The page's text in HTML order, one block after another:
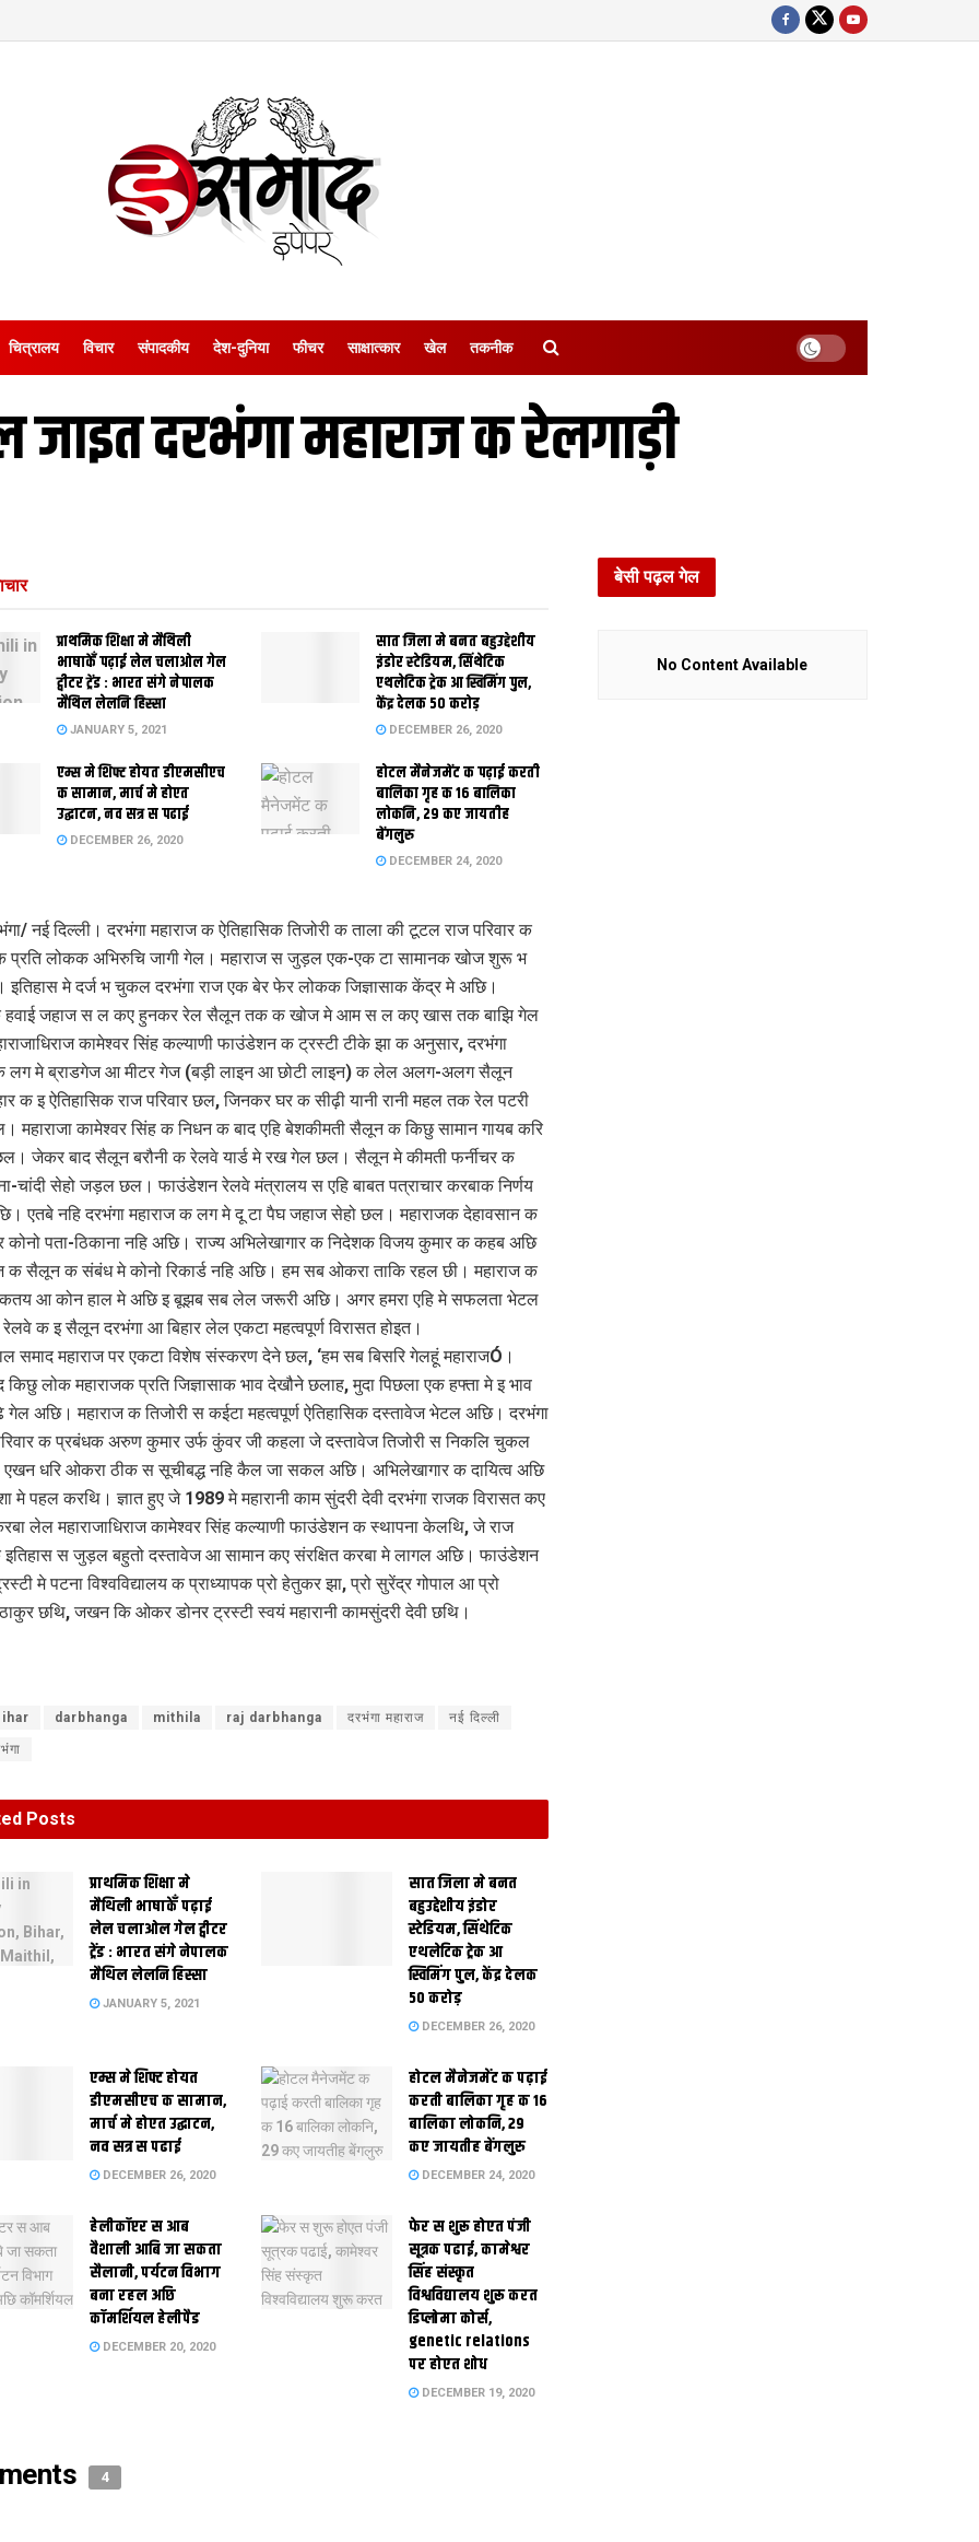
चित्रालय विचार संपादकीय देश-दुनिया फीचर साक्षात्‍कार खेल तकनीक
दरभंगा महाराज क रेलगाड़ी
प्राथमिक शि‍क्षा मे मैथि‍ली
भाषाकेँ पढ़ाई लेल चलाओल गेल
ट्वीटर ट्रेंड : भारत संगे नेपालक
मैथिल लेलनि हिस्सा
JANUARY 5, 2021
सात जिला मे बनत बहुउद्देशीय
इंडोर स्‍टेडि‍यम, सिंथेटिक
एथलेटिक ट्रेक आ स्विमिंग पुल,
केंद्र देलक 50 करोड़
DECEMBER 26, 2020
एम्स मे शिफ्ट होयत डीएमसीएच
क सामान, मार्च मे होएत
उद्घाटन, नव सत्र स पढाई
DECEMBER 26, 2020
होटल मैनेजमेंट क पढ़ाई करती
बालिका गृह क 16 बालिका
लोकनि, 29 कए जायतीह
बेंगलुरु
DECEMBER 24, 2020
नई दिल्ली। दरभंगा महाराज क ऐतिहासिक तिजोरी क ताला की टूटल राज परिवार क
प्रति लोकक अभिरुचि जागी गेल। महाराज स जुड़ल एक-एक टा सामानक खोज शुरू भ
मे दर्ज भ चुकल दरभंगा राज एक बेर फेर लोकक जिज्ञासाक केंद्र मे अछि।
हवाई जहाज स ल कए हुनकर रेल सैलून तक क खोज मे आम स ल कए खास तक बाझि गेल
कामेश्वर सिंह कल्याणी फाउंडेशन क ट्रस्टी टीके झा क अनुसार, दरभंगा
लग मे ब्राडगेज आ मीटर गेज (बड़ी लाइन आ छोटी लाइन) क लेल अलग-अलग सैलून
क इ ऐतिहासिक राज परिवार छल, जिनकर घर क सीढ़ी यानी रानी महल तक रेल पटरी
महाराजा कामेश्वर सिंह क निधन क बाद एहि बेशकीमती सैलून क किछु सामान गायब करि
जेकर बाद सैलून बरौनी क रेलवे यार्ड मे रख गेल छल। सैलून मे कीमती फर्नीचर क
चांदी सेहो जड़ल छल। फाउंडेशन रेलवे मंत्रालय स एहि बाबत पत्राचार करबाक निर्णय
एतबे नहि दरभंगा महाराज क लग मे दू टा पैघ जहाज सेहो छल। महाराजक देहावसान क
पता-ठिकाना नहि अछि। राज्य अभिलेखागार क निदेशक विजय कुमार क कहब अछि
क सैलून क संबंध मे कोनो रिकार्ड नहि अछि। हम सब ओकरा ताकि रहल छी। महाराज क
कतय आ कोन हाल मे अछि इ बूझब सब लेल जरूरी अछि। अगर हमरा एहि मे सफलता भेटल
क इ सैलून दरभंगा आ बिहार लेल एकटा महत्वपूर्ण विरासत होइत।
समाद महाराज पर एकटा विशेष संस्करण देने छल, ‘हम सब बिसरि गेलहूं महाराजÓ।
लोक महाराजक प्रति जिज्ञासाक भाव देखौने छलाह, मुदा पिछला एक हफ्ता मे इ भाव
गेल अछि। महाराज क तिजोरी स कईटा महत्वपूर्ण ऐतिहासिक दस्तावेज भेटल अछि। दरभंगा
क प्रबंधक अरुण कुमार उर्फ कुंवर जी कहला जे दस्तावेज तिजोरी स निकलि चुकल
एखन धरि ओकरा ठीक स सूचीबद्ध नहि कैल जा सकल अछि। अभिलेखागार क दायित्व अछि
मे पहल करथि। ज्ञात हुए जे 1989 मे महारानी काम सुंदरी देवी दरभंगा राजक विरासत कए
लेल महाराजाधिराज कामेश्वर सिंह कल्याणी फाउंडेशन क स्थापना केलथि, जे राज
इतिहास स जुड़ल बहुतो दस्तावेज आ सामान कए संरक्षित करबा मे लागल अछि। फाउंडेशन
मे पटना विश्वविद्यालय क प्राध्यापक प्रो हेतुकर झा, प्रो सुरेंद्र गोपाल आ प्रो
छथि, जखन कि ओकर डोनर ट्रस्टी स्वयं महारानी कामसुंदरी देवी छथि।
darbhanga mithila raj darbhanga दरभंगा महाराज नई दिल्ली
Posts
प्राथमिक शि‍क्षा मे
मैथि‍ली भाषाकेँ पढ़ाई
लेल चलाओल गेल ट्वीटर
ट्रेंड : भारत संगे नेपालक
मैथिल लेलनि हिस्सा
JANUARY 5, 2021
सात जिला मे बनत
बहुउद्देशीय इंडोर
स्‍टेडि‍यम, सिंथेटिक
एथलेटिक ट्रेक आ
स्विमिंग पुल, केंद्र देलक
50 करोड़
DECEMBER 26, 2020
एम्स मे शिफ्ट होयत
डीएमसीएच क सामान,
मार्च मे होएत उद्घाटन,
नव सत्र स पढाई
DECEMBER 26, 2020
होटल मैनेजमेंट क पढ़ाई
करती बालिका गृह क 16
बालिका लोकनि, 29
कए जायतीह बेंगलुरु
DECEMBER 24, 2020
हेलीकॉप्टर स आब
वैशाली आबि जा सकता
सैलानी, पर्यटन विभाग
बना रहल अछि
कॉमर्शियल हेलीपैड
DECEMBER 20, 2020
फेर स शुरू होएत पंजी
सूत्रक पढाई, कामेश्वर
सिंह संस्कृत
विश्वविद्यालय शुरू करत
डिप्लोमा कोर्स,
genetic relations
पर होएत शोध
DECEMBER 19, 2020
4
बेसी पढ़ल गेल
No Content Available